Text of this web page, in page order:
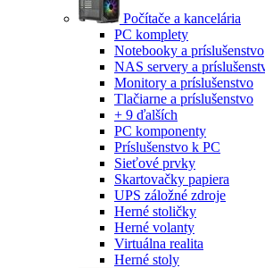
Počítače a kancelária
PC komplety
Notebooky a príslušenstvo
NAS servery a
Monitory a príslušenstvo
Tlačiarne a príslušenstvo
+ 9 ďalších
PC komponenty
Príslušenstvo k PC
Sieťové prvky
Skartovačky papiera
UPS záložné zdroje
Herné stoličky
Herné volanty
Virtuálna realita
Herné stoly